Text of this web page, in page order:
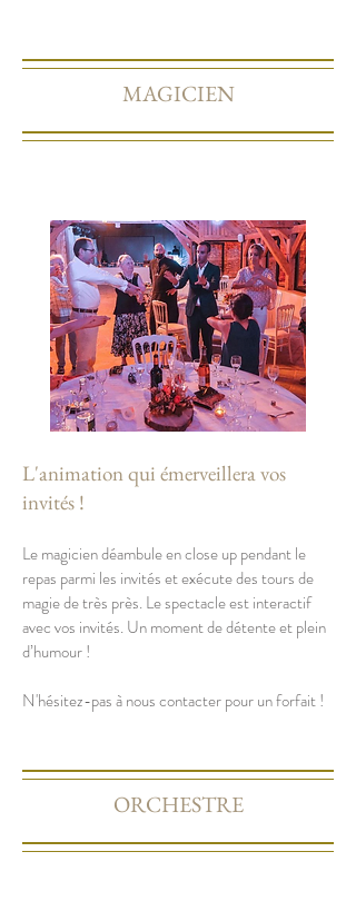
MAGICIEN
L'animation qui émerveillera vos
invités !
Le magicien déambule en close up pendant le
repas parmi les invités et exécute des tours de
magie de très près. Le spectacle est interactif
avec vos invités. Un moment de détente et plein
d’humour !
N'hésitez-pas à nous contacter pour un forfait !
ORCHESTRE